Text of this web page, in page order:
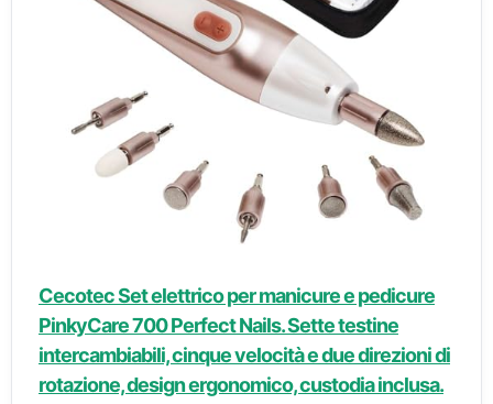
Cecotec Set elettrico per manicure e pedicure
PinkyCare 700 Perfect Nails. Sette testine
intercambiabili, cinque velocità e due direzioni di
rotazione, design ergonomico, custodia inclusa.